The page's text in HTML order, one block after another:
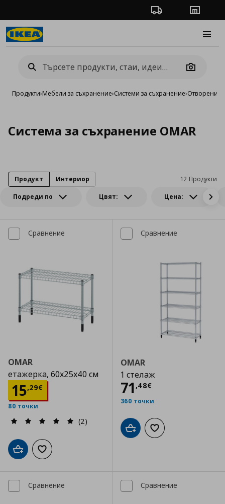
Проследяване на
Camera
Продукти›Мебели за съхранение›Системи за съхранение›Отворени
Система за съхранение OMAR
Подреди по Цвят: Цена:
12 Продукти
Продукт Интериор
Сравнение
OMAR
етажерка, 60x25x40 см
15,29€
Цена
80 точки
(2)
Добави в кошницата
Добави към списъка с любими
Сравнение
OMAR
1 стелаж
71 ,48€
Цена
360 точки
Добави в кошницата
Добави към
Сравнение Сравнение